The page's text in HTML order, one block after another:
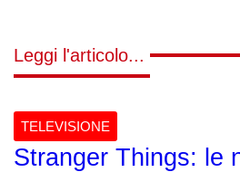
Leggi l'articolo...
TELEVISIONE
Stranger Things: le